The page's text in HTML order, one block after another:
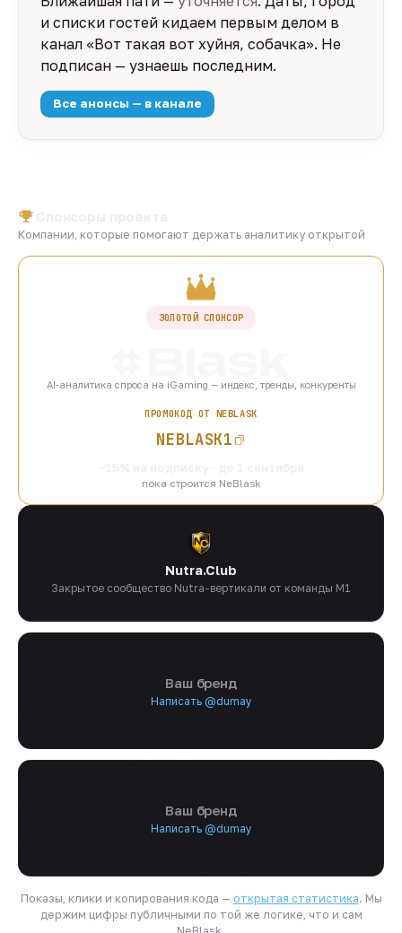
и списки гостей кидаем первым делом в
канал «Вот такая вот хуйня, собачка». Не
подписан — узнаешь последним.
Все анонсы — в канале
Компании, которые помогают держать аналитику открытой
ЗОЛОТОЙ СПОНСОР
AI-аналитика спроса на iGaming — индекс, тренды, конкуренты
ПРОМОКОД ОТ NEBLASK
NEBLASK1
пока строится NeBlask
Nutra.Club
Закрытое сообщество Nutra-вертикали от команды M1
Ваш бренд
Написать @dumay
Ваш бренд
Написать @dumay
Показы, клики и копирования кода — открытая статистика. Мы
держим цифры публичными по той же логике, что и сам